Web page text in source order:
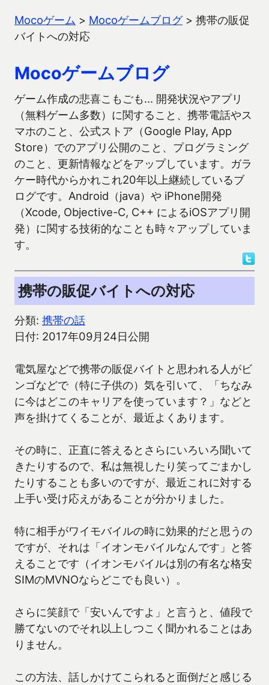
Mocoゲーム > Mocoゲームブログ> 携帯の販促
バイトへの対応
Mocoゲームブログ
ゲーム作成の悲喜こもごも… 開発状況やアプリ
（無料ゲーム多数）に関すること、携帯電話やス
マホのこと、公式ストア（Google Play, App
Store）でのアプリ公開のこと、プログラミング
のこと、更新情報などをアップしています。ガラ
ケー時代からかれこれ20年以上継続しているブ
ログです。Android（java）や iPhone開発
（Xcode, Objective-C, C++ によるiOSアプリ開
発）に関する技術的なことも時々アップしていま
す。
携帯の販促バイトへの対応
分類: 携帯の話
日付: 2017年09月24日公開
電気屋などで携帯の販促バイトと思われる人がビ
ンゴなどで（特に子供の）気を引いて、「ちなみ
に今はどこのキャリアを使っています？」などと
声を掛けてくることが、最近よくあります。
その時に、正直に答えるとさらにいろいろ聞いて
きたりするので、私は無視したり笑ってごまかし
たりすることも多いのですが、最近これに対する
上手い受け応えがあることが分かりました。
特に相手がワイモバイルの時に効果的だと思うの
ですが、それは「イオンモバイルなんです」と答
えることです（イオンモバイルは別の有名な格安
SIMのMVNOならどこでも良い）。
さらに笑顔で「安いんですよ」と言うと、値段で
勝てないのでそれ以上しつこく聞かれることはあ
りません。
この方法、話しかけてこられると面倒だと感じる